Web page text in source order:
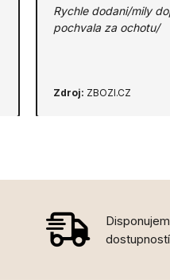
Rychle dodani/mily
pochvala za ochotu/
Zdroj: ZBOZI.CZ